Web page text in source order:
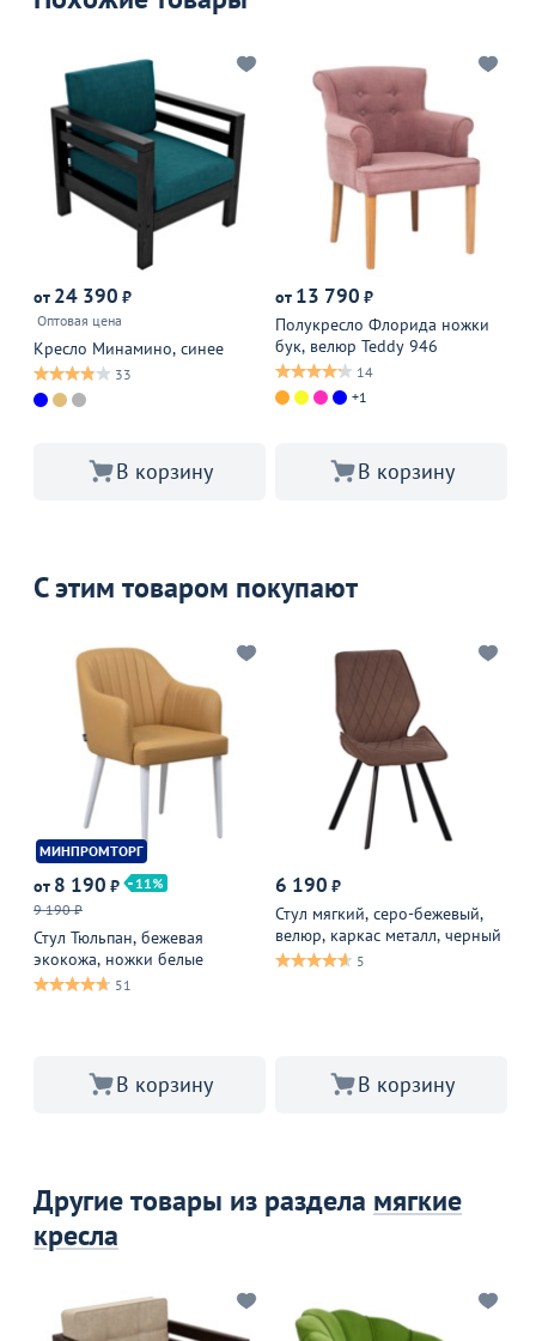
от 24 390 ₽
Оптовая цена
Кресло Минамино, синее
33
В корзину
от 13 790 ₽
Полукресло Флорида ножки
бук, велюр Teddy 946
14
+1
В корзину
С этим товаром покупают
МИНПРОМТОРГ
от 8 190 ₽
11
9 190 ₽
Стул Тюльпан, бежевая
экокожа, ножки белые
51
В корзину
6 190 ₽
Стул мягкий, серо-бежевый,
велюр, каркас металл, черный
5
В корзину
Другие товары из раздела мягкие
кресла